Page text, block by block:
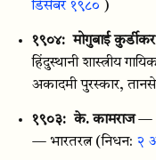
डिसेंबर १९८० )
१९०४: मोगुबाई कुर्डीकर
हिंदुस्थानी शास्त्रीय
अकादमी पुरस्कार,
१९०३: के. कामराज —
— भारतरत्न (निधन: २